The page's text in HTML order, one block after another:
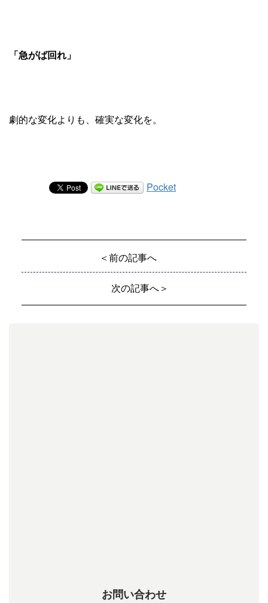
「急がば回れ」
劇的な変化よりも、確実な変化を。
Pocket
＜前の記事へ
次の記事へ＞
お問い合わせ